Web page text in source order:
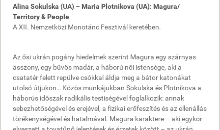
Alina Sokulska (UA) – Maria Plotnikova (UA): Magura/
Territory & People
A XII. Nemzetközi Monotánc Fesztivál keretében.
Az ősi ukrán pogány hiedelmek szerint Magura egy szárnyas
asszony, egy bűvös madár, a háború női istensége, aki a
csatatér felett repülve csókkal áldja meg a bátor katonákat
utolsó útjukon… Közös munkájukban Sokulska és Plotnikova a
háborús időszak radikális testiségével foglalkozik: annak
sebezhetőségével és erejével, a fizikai erőfeszítés és az ellenállás
törékenységével és hatalmával. Magura karaktere – aki egykor